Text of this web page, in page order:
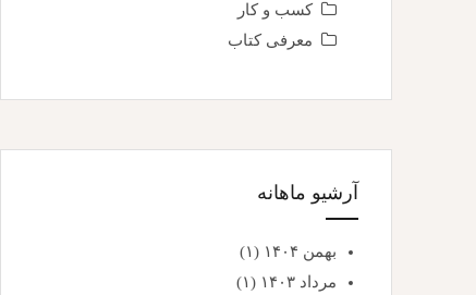
کسب و کار
معرفی کتاب
آرشیو ماهانه
بهمن ۱۴۰۴
(۱)
مرداد ۱۴۰۳
(۱)